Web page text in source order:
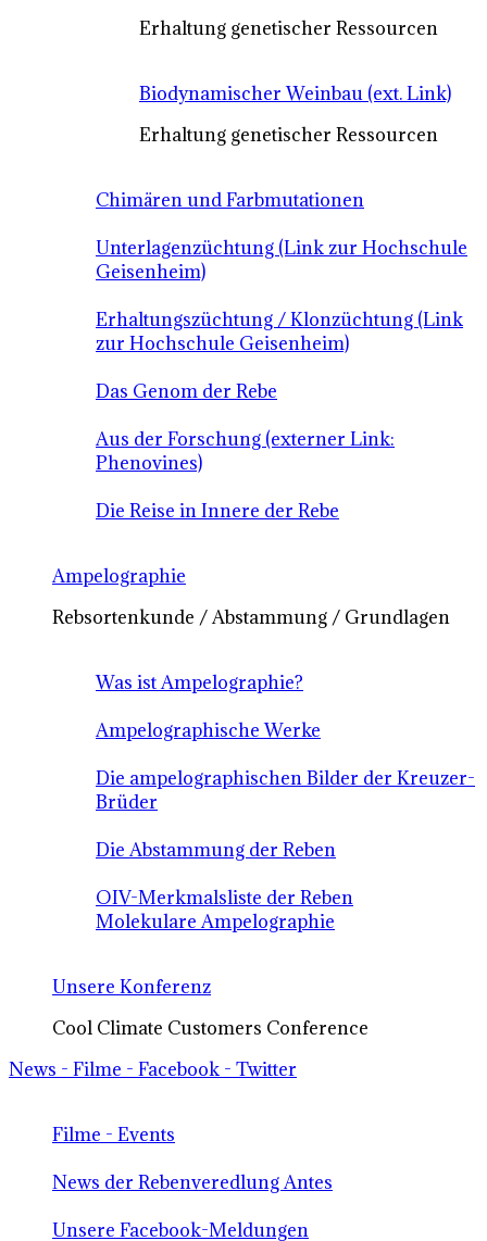
Erhaltung genetischer Ressourcen
Biodynamischer Weinbau (ext. Link)
Erhaltung genetischer Ressourcen
Chimären und Farbmutationen
Unterlagenzüchtung (Link zur Hochschule
Geisenheim)
Erhaltungszüchtung / Klonzüchtung (Link
zur Hochschule Geisenheim)
Das Genom der Rebe
Aus der Forschung (externer Link:
Phenovines)
Die Reise in Innere der Rebe
Ampelographie
Rebsortenkunde / Abstammung / Grundlagen
Was ist Ampelographie?
Ampelographische Werke
Die ampelographischen Bilder der Kreuzer-
Brüder
Die Abstammung der Reben
OIV-Merkmalsliste der Reben
Molekulare Ampelographie
Unsere Konferenz
Cool Climate Customers Conference
News - Filme - Facebook - Twitter
Filme - Events
News der Rebenveredlung Antes
Unsere Facebook-Meldungen